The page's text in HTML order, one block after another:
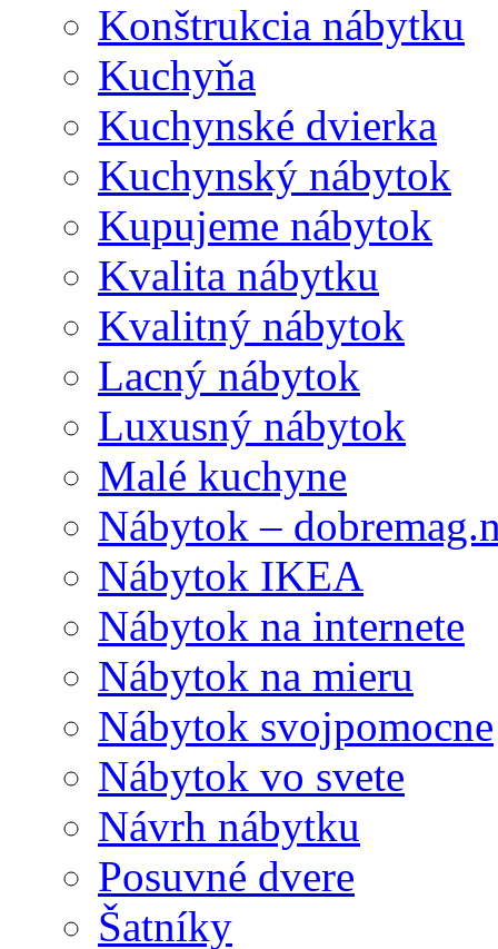
Konštrukcia nábytku
Kuchyňa
Kuchynské dvierka
Kuchynský nábytok
Kupujeme nábytok
Kvalita nábytku
Kvalitný nábytok
Lacný nábytok
Luxusný nábytok
Malé kuchyne
Nábytok –
Nábytok IKEA
Nábytok na internete
Nábytok na mieru
Nábytok svojpomocne
Nábytok vo svete
Návrh nábytku
Posuvné dvere
Šatníky